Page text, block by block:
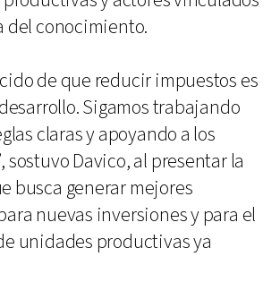
del conocimiento.
de que reducir impuestos es
Sigamos trabajando
claras y apoyando a los
sostuvo Davico, al presentar la
busca generar mejores
nuevas inversiones y para el
unidades productivas ya